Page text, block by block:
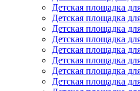
Детская площадка
Детская площадка
Детская площадка
Детская площадка
Детская площадка
Детская площадка
Детская площадка
Детская площадка